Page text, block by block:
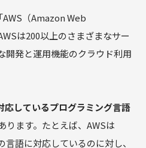
（Amazon Web
は200以上のさまざまなサー
開発と運用機能のクラウド利用
しているプログラミング言語
ります。たとえば、AWSは
語に対応しているのに対し、